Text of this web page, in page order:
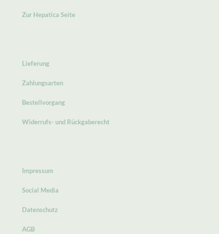
Zur Hepatica Seite
Lieferung
Zahlungsarten
Bestellvorgang
Widerrufs- und Rückgaberecht
Impressum
Social Media
Datenschutz
AGB